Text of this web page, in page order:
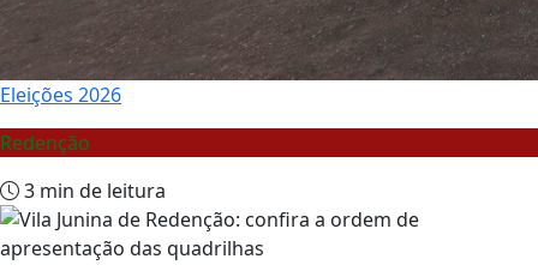
Eleições 2026
Redenção
3 min de leitura